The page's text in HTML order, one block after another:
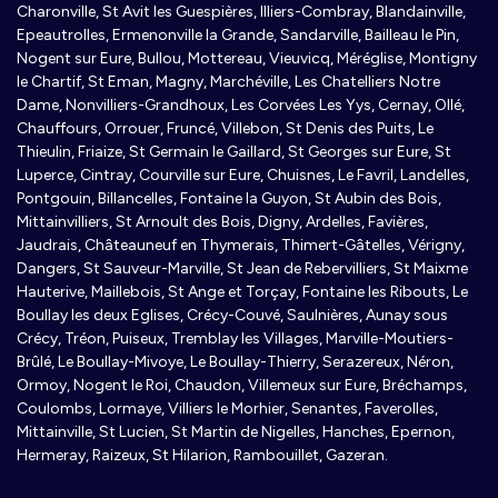
Charonville, St Avit les Guespières, Illiers-Combray, Blandainville,
Epeautrolles, Ermenonville la Grande, Sandarville, Bailleau le Pin,
Nogent sur Eure, Bullou, Mottereau, Vieuvicq, Méréglise, Montigny
le Chartif, St Eman, Magny, Marchéville, Les Chatelliers Notre
Dame, Nonvilliers-Grandhoux, Les Corvées Les Yys, Cernay, Ollé,
Chauffours, Orrouer, Fruncé, Villebon, St Denis des Puits, Le
Thieulin, Friaize, St Germain le Gaillard, St Georges sur Eure, St
Luperce, Cintray, Courville sur Eure, Chuisnes, Le Favril, Landelles,
Pontgouin, Billancelles, Fontaine la Guyon, St Aubin des Bois,
Mittainvilliers, St Arnoult des Bois, Digny, Ardelles, Favières,
Jaudrais, Châteauneuf en Thymerais, Thimert-Gâtelles, Vérigny,
Dangers, St Sauveur-Marville, St Jean de Rebervilliers, St Maixme
Hauterive, Maillebois, St Ange et Torçay, Fontaine les Ribouts, Le
Boullay les deux Eglises, Crécy-Couvé, Saulnières, Aunay sous
Crécy, Tréon, Puiseux, Tremblay les Villages, Marville-Moutiers-
Brûlé, Le Boullay-Mivoye, Le Boullay-Thierry, Serazereux, Néron,
Ormoy, Nogent le Roi, Chaudon, Villemeux sur Eure, Bréchamps,
Coulombs, Lormaye, Villiers le Morhier, Senantes, Faverolles,
Mittainville, St Lucien, St Martin de Nigelles, Hanches, Epernon,
Hermeray, Raizeux, St Hilarion, Rambouillet, Gazeran.